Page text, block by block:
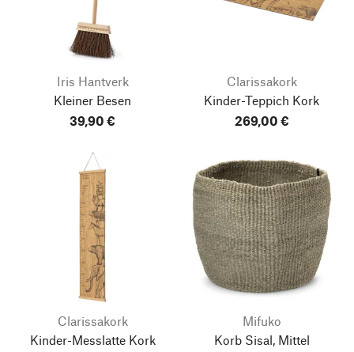
Iris Hantverk
Kleiner Besen
39,90 €
Clarissakork
Kinder-Teppich Kork
269,00 €
Clarissakork
Kinder-Messlatte Kork
Mifuko
Korb Sisal, Mittel